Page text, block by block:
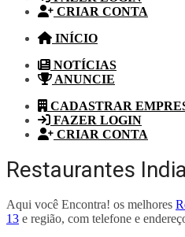
CRIAR CONTA
INÍCIO
NOTÍCIAS
ANUNCIE
CADASTRAR
FAZER LOGIN
CRIAR CONTA
Restaurantes
Aqui você Encontra! os melhores
13 e região, com telefone e